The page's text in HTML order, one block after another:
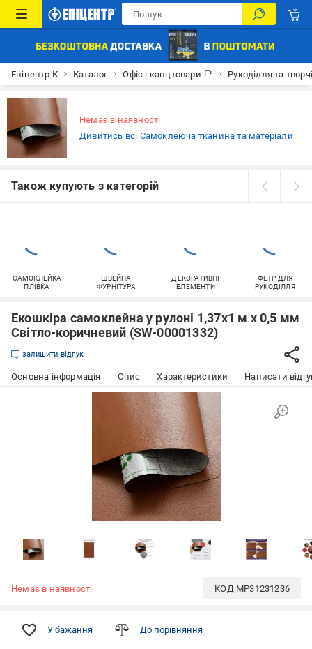
Епіцентр К Каталог Офіс і канцтовари 📑 Рукоділля та
Немає в наявності
Дивитись всі Самоклеюча тканина та матеріали
Також купують з категорій
САМОКЛЕЙКА
ПЛІВКА
ШВЕЙНА
ФУРНІТУРА
ДЕКОРАТИВНІ
ЕЛЕМЕНТИ
ФЕТР ДЛЯ
РУКОДІЛЛЯ
Екошкіра самоклейна у рулоні 1,37х1 м х 0,5 мм
Світло-коричневий (SW-00001332)
залишити відгук
Основна інформація Опис Характеристики Написати
Немає в наявності КОД MP31231236
У бажання До порівняння